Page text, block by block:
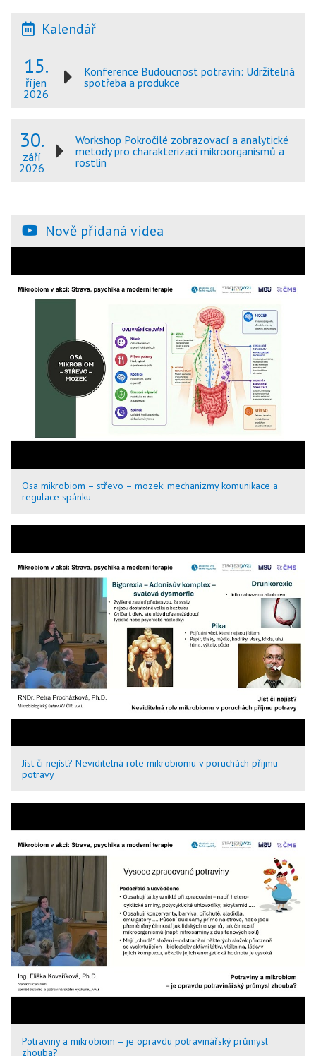
Kalendář
15.
říjen
2026
Konference Budoucnost potravin: Udržitelná
spotřeba a produkce
30.
září
2026
Workshop Pokročilé zobrazovací a analytické
metody pro charakterizaci mikroorganismů a
rostlin
Nově přidaná videa
Osa mikrobiom – střevo – mozek: mechanizmy komunikace a
regulace spánku
Jíst či nejíst? Neviditelná role mikrobiomu v poruchách příjmu
potravy
Potraviny a mikrobiom – je opravdu potravinářský průmysl
zhouba?